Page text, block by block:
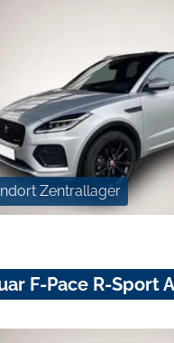
Zentrallager
F-Pace R-Sport